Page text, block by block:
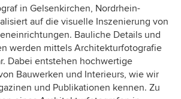
in Gelsenkirchen, Nordrhein-
auf die visuelle Inszenierung von
Bauliche Details und
werden mittels Architekturfotografie
Dabei entstehen hochwertige
Bauwerken und Interieurs, wie wir
und Publikationen kennen. Zu